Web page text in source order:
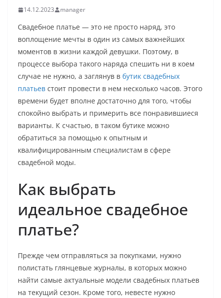
14.12.2023 manager
Свадебное платье — это не просто наряд, это
воплощение мечты в один из самых важнейших
моментов в жизни каждой девушки. Поэтому, в
процессе выбора такого наряда спешить ни в коем
случае не нужно, а заглянув в бутик свадебных
платьев стоит провести в нем несколько часов. Этого
времени будет вполне достаточно для того, чтобы
спокойно выбрать и примерить все понравившиеся
варианты. К счастью, в таком бутике можно
обратиться за помощью к опытным и
квалифицированным специалистам в сфере
свадебной моды.
Как выбрать
идеальное свадебное
платье?
Прежде чем отправляться за покупками, нужно
полистать глянцевые журналы, в которых можно
найти самые актуальные модели свадебных платьев
на текущий сезон. Кроме того, невесте нужно